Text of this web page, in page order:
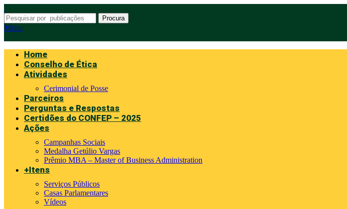
Procura
Menu
Home
Conselho de Ética
Atividades
Cerimonial de Posse
Parceiros
Perguntas e Respostas
Certidões do CONFEP – 2025
Ações
Campanhas Sociais
Medalha Getúlio Vargas
Prêmio MBA – Master of Business Administration
+Itens
Serviços Públicos
Casas Parlamentares
Vídeos